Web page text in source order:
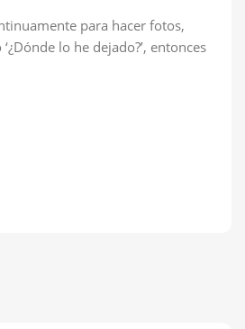
para hacer fotos,
lo he dejado?’, entonces